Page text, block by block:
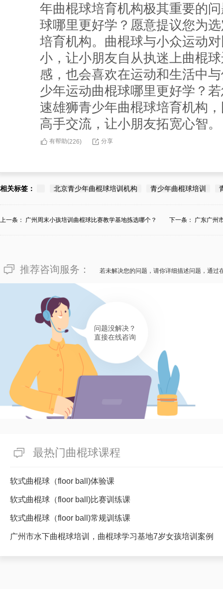
年曲棍球培育机构极其重要的
球哪里更好学？愿意提议您为
培育机构。曲棍球与小众运动
小，让小朋友自从执迷上曲棍
感，也会喜欢在运动和生活中
少年运动曲棍球哪里更好学？
速雄狮青少年曲棍球培育机构
高手交流，让小朋友拓宽心智。
有帮助(226) 分享
相关标签： 北京青少年曲棍球培训机构 青少年曲棍球培训
上一条： 广州周末小孩培训曲棍球比赛教学基地拣选哪个？ 下一条： 广东广州
推荐咨询服务： 若未解决您的问题，请你详细描述问题，通过
问题没解决？
直接在线咨询
最热门曲棍球课程
软式曲棍球（floor ball)体验课
软式曲棍球（floor ball)比赛训练课
软式曲棍球（floor ball)常规训练课
广州市水下曲棍球培训，曲棍球学习基地7岁女孩培训案例